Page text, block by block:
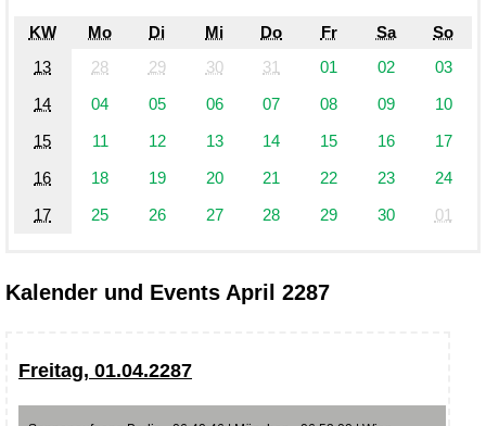
KW Mo Di Mi Do Fr Sa
So
13
28 29 30 31 01 02
03
14
04 05 06 07 08 09
10
15
11 12 13 14 15 16
17
16
18 19 20 21 22 23
24
17
25 26 27 28 29 30 01
Kalender und Events April 2287
Freitag, 01.04.2287